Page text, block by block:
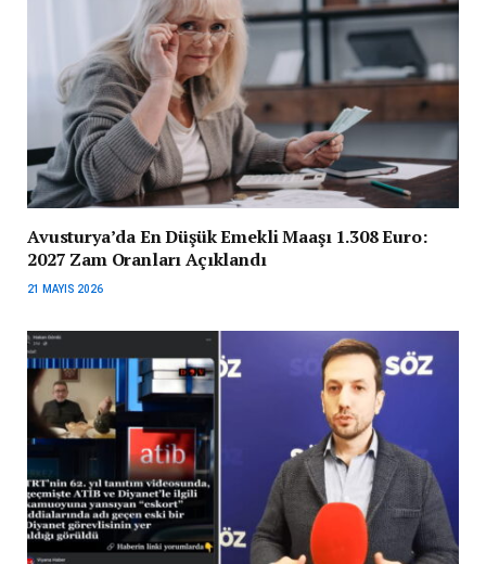
Avusturya’da En Düşük Emekli Maaşı 1.308 Euro:
2027 Zam Oranları Açıklandı
21 MAYIS 2026